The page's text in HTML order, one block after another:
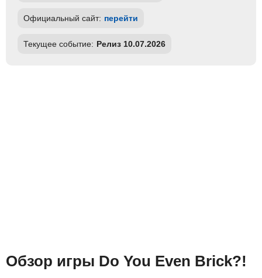
Официальный сайт: перейти
Текущее событие: Релиз 10.07.2026
Обзор игры Do You Even Brick?!